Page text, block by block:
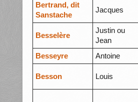
Bertrand, dit
Sanstache
Jacques
Besselère
Justin ou
Jean
Besseyre
Antoine
Besson Louis